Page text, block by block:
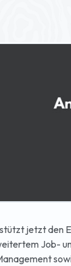
jetzt den
Job-